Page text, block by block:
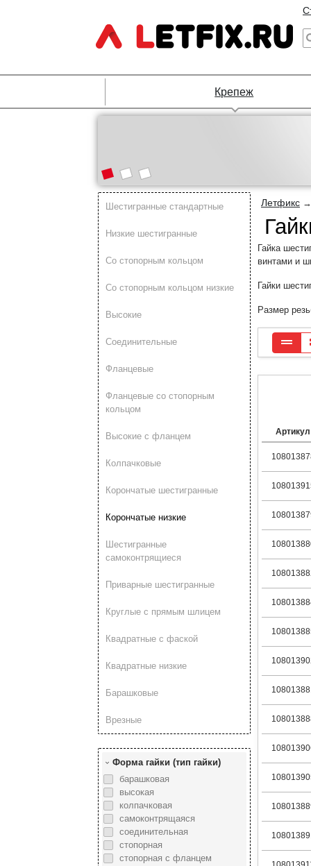
Крепеж
Шестигранные стандартные
Низкие шестигранные
Со стопорным кольцом
Со стопорным кольцом низкие
Высокие
Соединительные
Фланцевые
Фланцевые со стопорным
кольцом
Высокие с фланцем
Колпачковые
Корончатые шестигранные
Корончатые низкие
Шестигранные
самоконтрящиеся
Приварные шестигранные
Круглые с прямым шлицем
Квадратные с фаской
Квадратные низкие
Барашковые
Врезные
Форма гайки (тип гайки)
барашковая
высокая
колпачковая
самоконтрящаяся
соединительная
стопорная
стопорная с фланцем
Летфикс
Гайка
винтами и
Гайки
Размер
Артикул